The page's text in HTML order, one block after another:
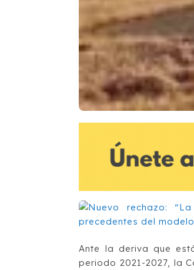
Ante la deriva que
periodo 2021-2027, la